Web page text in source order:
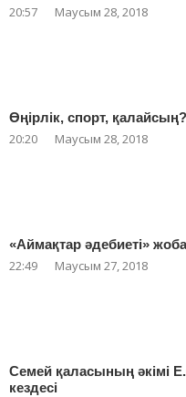
20:57 Маусым 28, 2018
Өңірлік, спорт, қалайсың?
20:20 Маусым 28, 2018
«Аймақтар әдебиеті»
22:49 Маусым 27, 2018
Семей қаласының әкімі
кездесі